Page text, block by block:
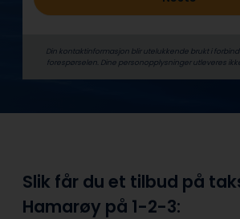
Din kontaktinformasjon blir utelukkende brukt i
forespørselen. Dine person­­opplysninger utleveres
Slik får du et tilbud på
Hamarøy på 1-2-3: